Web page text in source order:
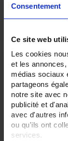
Consentement
Ce site web
Les cookies
et les
médias sociaux
partageons
notre site avec
publicité et
avec d'autres
ou qu'ils ont
services.